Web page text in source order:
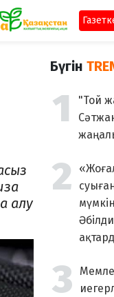
алу
Бүгін
"Той